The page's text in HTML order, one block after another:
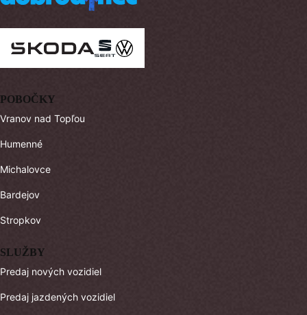
POBOČKY
Vranov nad Topľou
Humenné
Michalovce
Bardejov
Stropkov
SLUŽBY
Predaj nových vozidiel
Predaj jazdených vozidiel